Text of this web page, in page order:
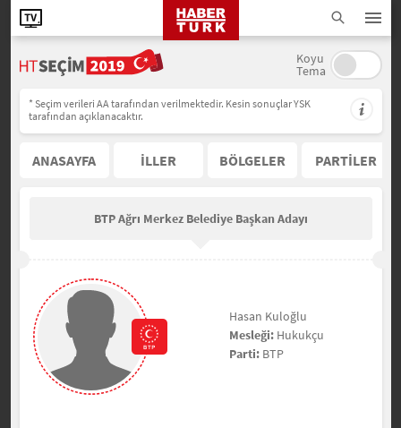
Koyu
Tema
* Seçim verileri AA tarafından verilmektedir. Kesin sonuçlar YSK
tarafından açıklanacaktır.
ANASAYFA İLLER BÖLGELER PARTİLER
BTP Ağrı Merkez Belediye Başkan Adayı
Hasan Kuloğlu
Mesleği: Hukukçu
Parti: BTP